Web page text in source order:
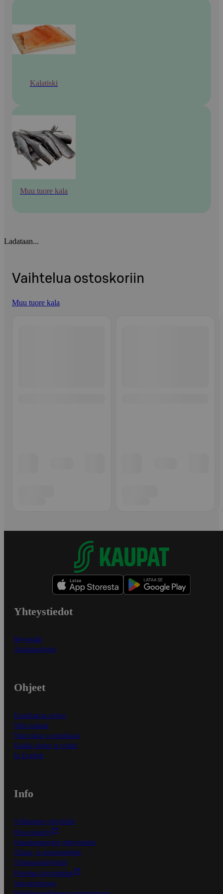
Kalatiski
Muu tuore kala
Ladataan...
Vaihtelua ostoskoriin
Muu tuore kala
Yhteystiedot
Myymälät
Asiakaspalvelu
Ohjeet
Ensitilaajan ohjeet
Näin maksat
Näin tilaat ja muokkaat
Kaikki ohjeet ja vinkit
In English
Info
S-Business yrityksille
Oiva-raportit
Osuuskauppojen yhteystiedot
Tilaus- ja toimitusehdot
Tietosuojakäytäntö
Palvelun käyttöehdot
Saavutettavuus